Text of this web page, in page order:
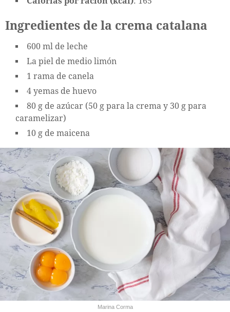
Ingredientes de la crema catalana
600 ml de leche
La piel de medio limón
1 rama de canela
4 yemas de huevo
80 g de azúcar (50 g para la crema y 30 g para
caramelizar)
10 g de maicena
Marina Corma